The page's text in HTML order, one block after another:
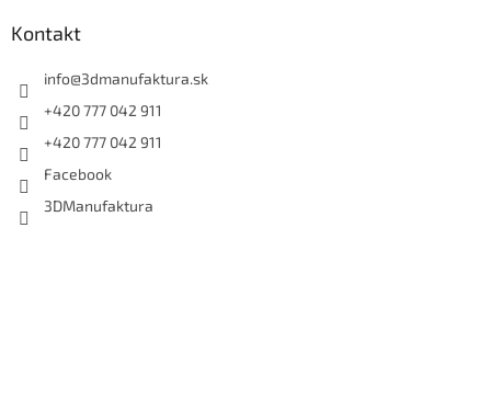
Kontakt
info@3dmanufaktura.sk
+420 777 042 911
+420 777 042 911
Facebook
3DManufaktura